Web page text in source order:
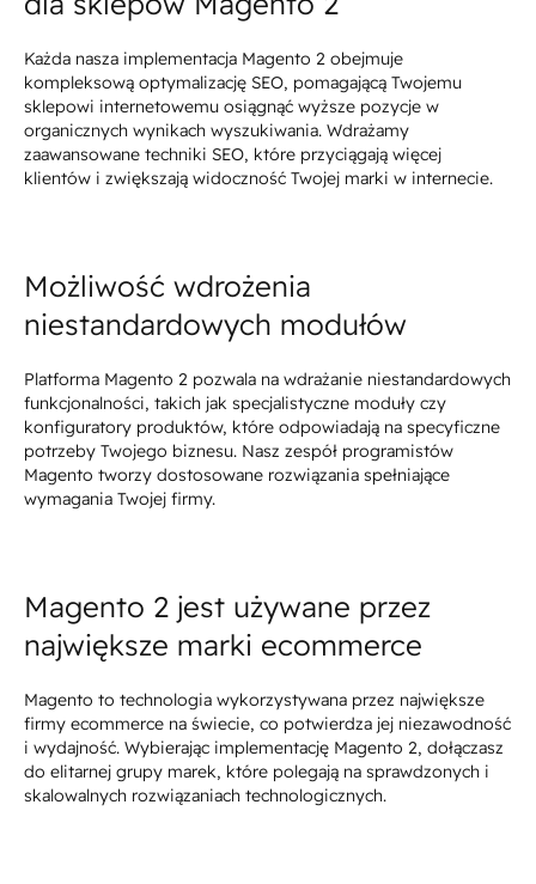
Każda nasza implementacja Magento 2 obejmuje
kompleksową optymalizację SEO, pomagającą Twojemu
sklepowi internetowemu osiągnąć wyższe pozycje w
organicznych wynikach wyszukiwania. Wdrażamy
zaawansowane techniki SEO, które przyciągają więcej
klientów i zwiększają widoczność Twojej marki w internecie.
Możliwość wdrożenia
niestandardowych modułów
Platforma Magento 2 pozwala na wdrażanie niestandardowych
funkcjonalności, takich jak specjalistyczne moduły czy
konfiguratory produktów, które odpowiadają na specyficzne
potrzeby Twojego biznesu. Nasz zespół programistów
Magento tworzy dostosowane rozwiązania spełniające
wymagania Twojej firmy.
Magento 2 jest używane przez
największe marki ecommerce
Magento to technologia wykorzystywana przez największe
firmy ecommerce na świecie, co potwierdza jej niezawodność
i wydajność. Wybierając implementację Magento 2, dołączasz
do elitarnej grupy marek, które polegają na sprawdzonych i
skalowalnych rozwiązaniach technologicznych.